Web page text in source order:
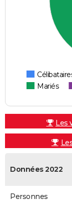
Mariés
Les
Données 2022
Personnes